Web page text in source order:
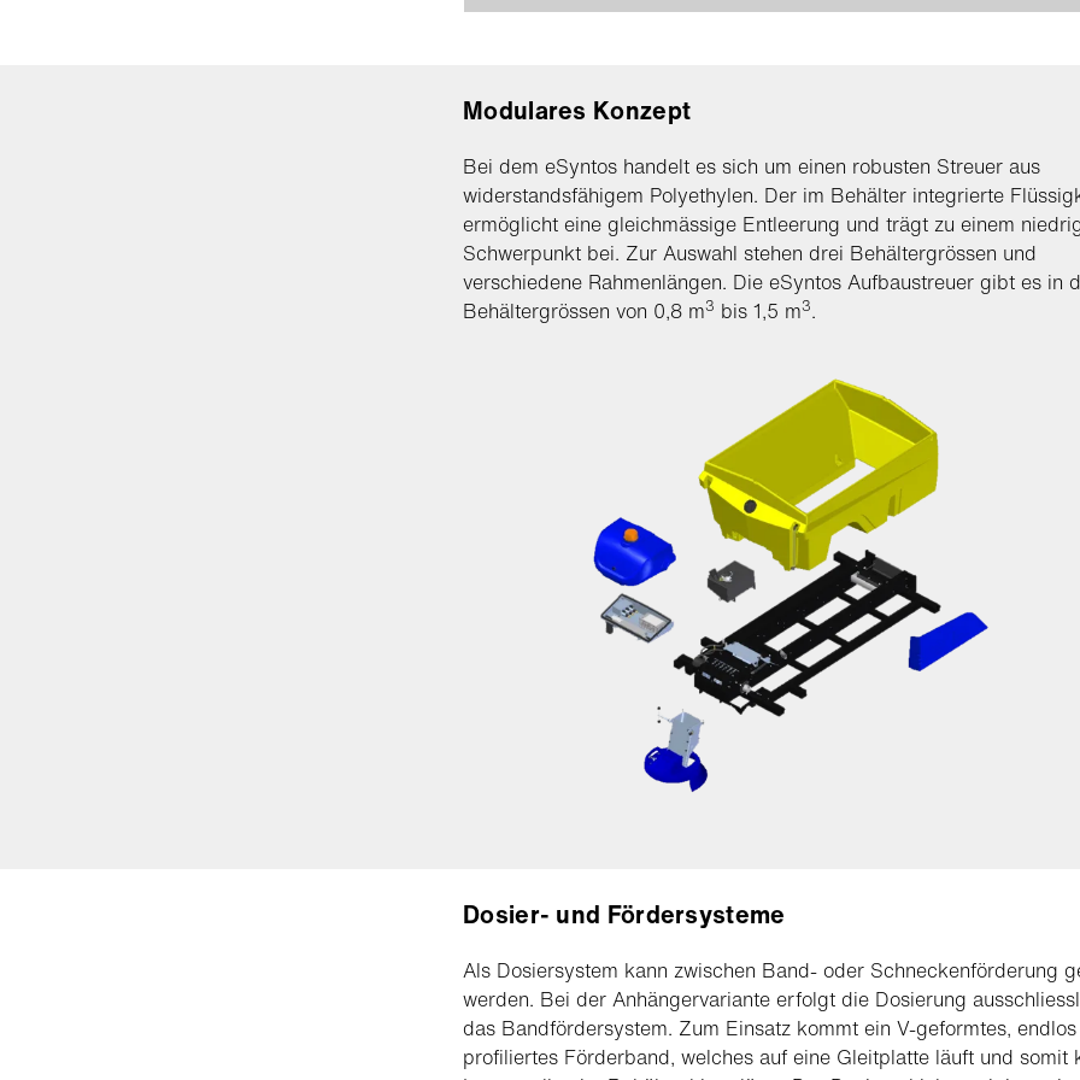
Modulares Konzept
Bei dem eSyntos handelt es sich um einen robusten Streuer aus
widerstandsfähigem Polyethylen. Der im Behälter integrierte
ermöglicht eine gleichmässige Entleerung und trägt zu einem
Schwerpunkt bei. Zur Auswahl stehen drei Behältergrössen und
verschiedene Rahmenlängen. Die eSyntos Aufbaustreuer gibt es in
Behältergrössen von 0,8 m3 bis 1,5 m3.
Dosier- und Fördersysteme
Als Dosiersystem kann zwischen Band- oder Schneckenförderung
werden. Bei der Anhängervariante erfolgt die Dosierung
das Bandfördersystem. Zum Einsatz kommt ein V-geformtes, endlos
profiliertes Förderband, welches auf eine Gleitplatte läuft und somit